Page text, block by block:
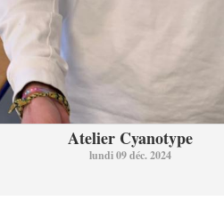
Atelier Cyanotype
lundi 09 déc. 2024